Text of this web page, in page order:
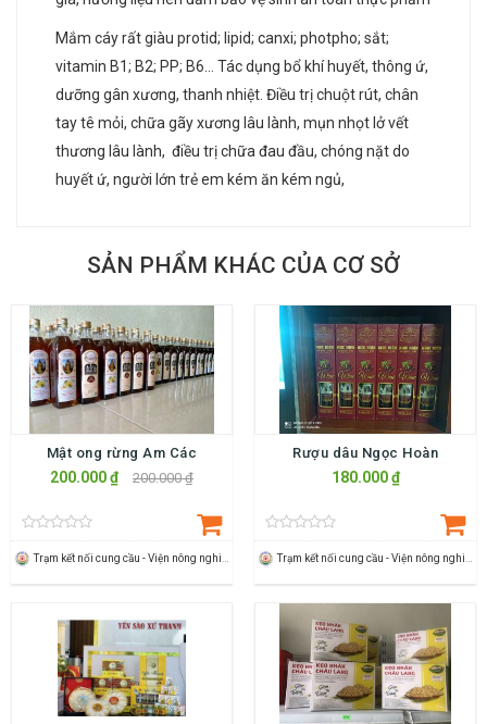
Mắm cáy rất giàu protid; lipid; canxi; photpho; sắt;
vitamin B1; B2; PP; B6… Tác dụng bổ khí huyết, thông ứ,
dưỡng gân xương, thanh nhiệt. Điều trị chuột rút, chân
tay tê mỏi, chữa gãy xương lâu lành, mụn nhọt lở vết
thương lâu lành, điều trị chữa đau đầu, chóng nặt do
huyết ứ, người lớn trẻ em kém ăn kém ngủ,
SẢN PHẨM KHÁC CỦA CƠ SỞ
Mật ong rừng Am Các
200.000 ₫ 200.000 ₫
Rượu dâu Ngọc Hoàn
180.000 ₫